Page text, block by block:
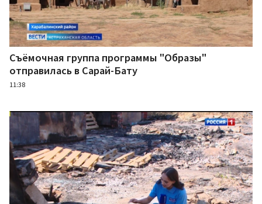
Съёмочная группа программы "Образы"
отправилась в Сарай-Бату
11:38